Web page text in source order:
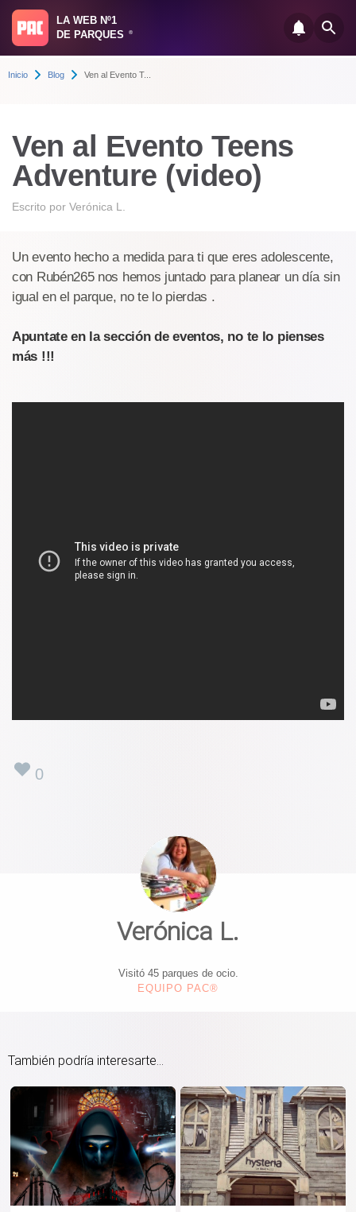
LA WEB Nº1
DE PARQUES
®
Inicio Blog Ven al Evento T...
Ven al Evento Teens
Adventure (video)
Escrito por Verónica L.
Un evento hecho a medida para ti que eres adolescente,
con Rubén265 nos hemos juntado para planear un día sin
igual en el parque, no te lo pierdas .
Apuntate en la sección de eventos, no te lo pienses
más !!!
0
Verónica L.
Visitó 45 parques de ocio.
EQUIPO PAC®
También podría interesarte...